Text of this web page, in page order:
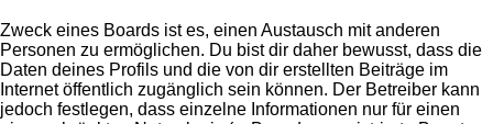
Zweck eines Boards ist es, einen Austausch mit anderen
Personen zu ermöglichen. Du bist dir daher bewusst, dass die
Daten deines Profils und die von dir erstellten Beiträge im
Internet öffentlich zugänglich sein können. Der Betreiber kann
jedoch festlegen, dass einzelne Informationen nur für einen